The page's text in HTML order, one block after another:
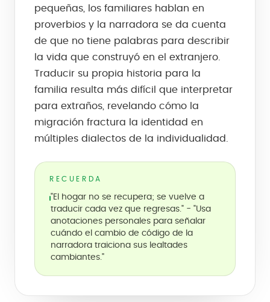
pequeñas, los familiares hablan en
proverbios y la narradora se da cuenta
de que no tiene palabras para describir
la vida que construyó en el extranjero.
Traducir su propia historia para la
familia resulta más difícil que interpretar
para extraños, revelando cómo la
migración fractura la identidad en
múltiples dialectos de la individualidad.
RECUERDA
"El hogar no se recupera; se vuelve a
traducir cada vez que regresas." - "Usa
anotaciones personales para señalar
cuándo el cambio de código de la
narradora traiciona sus lealtades
cambiantes."